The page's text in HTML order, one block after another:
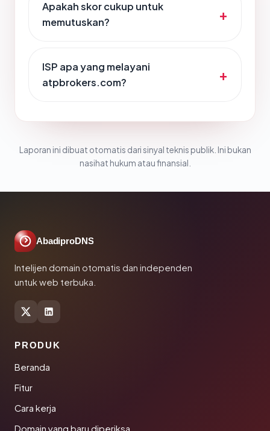
Apakah skor cukup untuk
memutuskan?
ISP apa yang melayani
atpbrokers.com?
Laporan ini dibuat otomatis dari sinyal teknis publik. Ini bukan
nasihat hukum atau finansial.
AbadiproDNS
Intelijen domain otomatis dan independen
untuk web terbuka.
PRODUK
Beranda
Fitur
Cara kerja
Domain yang baru diperiksa